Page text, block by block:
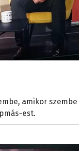
amikor szembe
est.